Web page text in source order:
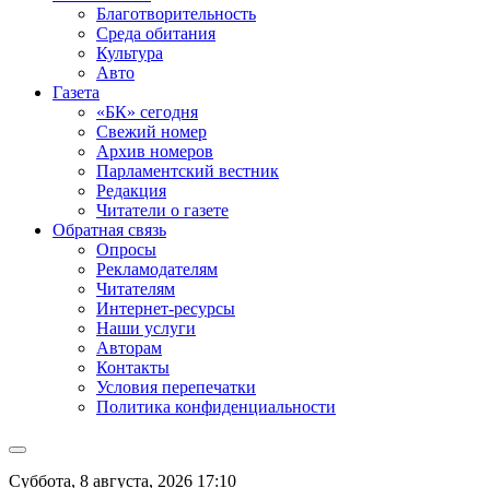
Благотворительность
Среда обитания
Культура
Авто
Газета
«БК» сегодня
Свежий номер
Архив номеров
Парламентский вестник
Редакция
Читатели о газете
Обратная связь
Опросы
Рекламодателям
Читателям
Интернет-ресурсы
Наши услуги
Авторам
Контакты
Условия перепечатки
Политика конфиденциальности
Суббота, 8 августа, 2026 17:10